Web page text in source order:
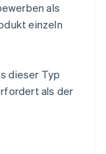
als
einzeln
dieser Typ
als der